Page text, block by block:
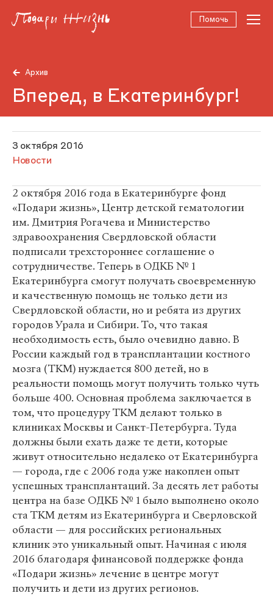
Помочь
Архив
Вперед, в Екатеринбург!
3 октября 2016
Новости
2 октября 2016 года в Екатеринбурге фонд
«Подари жизнь», Центр детской гематологии
им. Дмитрия Рогачева и Министерство
здравоохранения Свердловской области
подписали трехстороннее соглашение о
сотрудничестве. Теперь в ОДКБ № 1
Екатеринбурга смогут получать своевременную
и качественную помощь не только дети из
Свердловской области, но и ребята из других
городов Урала и Сибири. То, что такая
необходимость есть, было очевидно давно. В
России каждый год в трансплантации костного
мозга (ТКМ) нуждается 800 детей, но в
реальности помощь могут получить только чуть
больше 400. Основная проблема заключается в
том, что процедуру ТКМ делают только в
клиниках Москвы и Санкт-Петербурга. Туда
должны были ехать даже те дети, которые
живут относительно недалеко от Екатеринбурга
— города, где с 2006 года уже накоплен опыт
успешных трансплантаций. За десять лет работы
центра на базе ОДКБ № 1 было выполнено около
ста ТКМ детям из Екатеринбурга и Сверловской
области — для российских региональных
клиник это уникальный опыт. Начиная с июля
2016 благодаря финансовой поддержке фонда
«Подари жизнь» лечение в центре могут
получить и дети из других регионов.